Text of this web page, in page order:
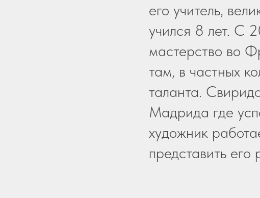
его учитель,
учился 8 лет. С
мастерство во
там, в частных
таланта.
Мадрида где
художник
представить